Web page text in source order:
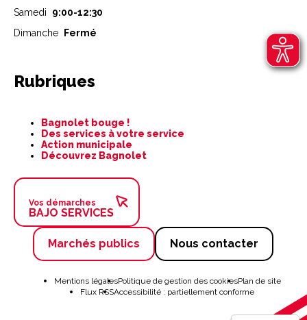
Samedi 9:00-12:30
Dimanche
Fermé
Rubriques
contenu
Bagnolet bouge !
Des services à votre service
Action municipale
Découvrez Bagnolet
Vos démarches
BAJO SERVICES
Marchés publics Nous contacter
Mentions légalesPolitique de gestion des cookiesPlan de site
Flux RSSAccessibilité : partiellement conforme